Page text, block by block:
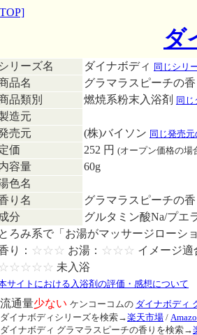
ダ
シリーズ名 ダイナボディ 同じシリ
品名
グラマラスピーチの
品類別
燃焼系粉末入浴剤 同
造元
売元
(株)バイソン 同じ発売
価 252 円 (オープン価格の場
容量
60g
色名
り名
グラマラスピーチの
成分
グルタミン酸Na/プエ
とろみ系で「お湯がマッサージローシ
り： ☆☆☆ お湯： ☆☆☆ イメージ適
☆☆☆☆☆ 未入浴
サイトにおける入浴剤の評価・感想について
流通量少ない ケンコーコムの ダイナボディ
ダイナボディシリーズを検索→楽天市場 /
ダイナボディ グラマラスピーチの香りを検索→